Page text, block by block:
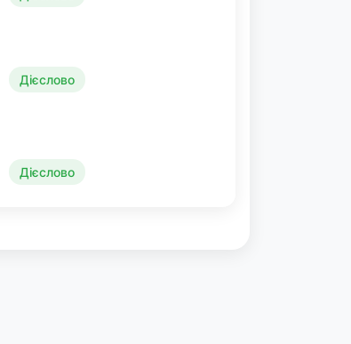
Дієслово
Дієслово